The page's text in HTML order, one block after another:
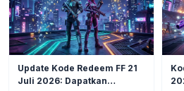
Update Kode Redeem FF 21
Juli 2026: Dapatkan